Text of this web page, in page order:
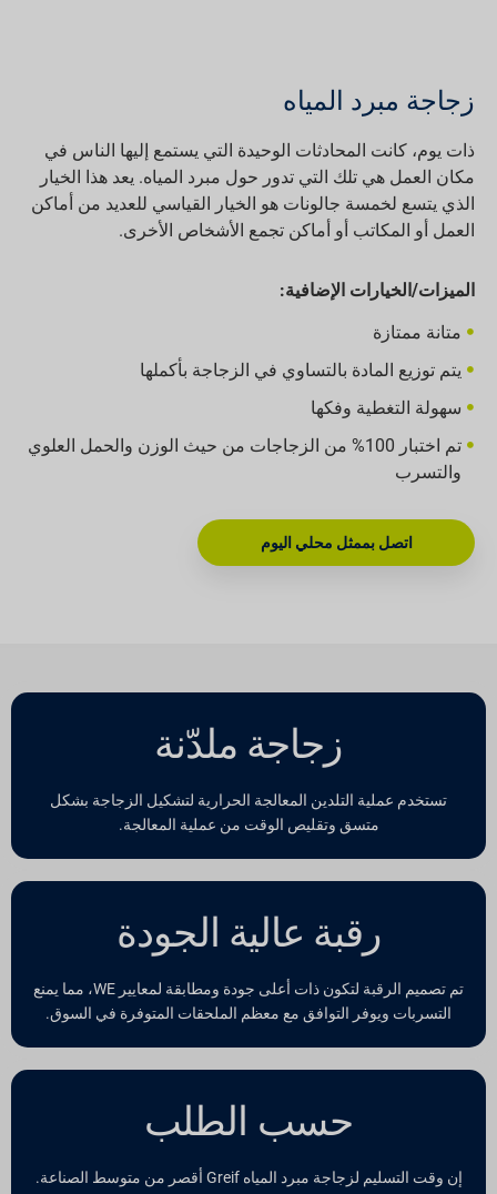
زجاجة مبرد المياه
ذات يوم، كانت المحادثات الوحيدة التي يستمع إليها الناس في
مكان العمل هي تلك التي تدور حول مبرد المياه. يعد هذا الخيار
الذي يتسع لخمسة جالونات هو الخيار القياسي للعديد من أماكن
العمل أو المكاتب أو أماكن تجمع الأشخاص الأخرى.
الميزات/الخيارات الإضافية:
متانة ممتازة
يتم توزيع المادة بالتساوي في الزجاجة بأكملها
سهولة التغطية وفكها
تم اختبار 100% من الزجاجات من حيث الوزن والحمل العلوي
والتسرب
اتصل بممثل محلي اليوم
زجاجة ملدّنة
تستخدم عملية التلدين المعالجة الحرارية لتشكيل الزجاجة بشكل
متسق وتقليص الوقت من عملية المعالجة.
رقبة عالية الجودة
تم تصميم الرقبة لتكون ذات أعلى جودة ومطابقة لمعايير WE، مما يمنع
التسربات ويوفر التوافق مع معظم الملحقات المتوفرة في السوق.
حسب الطلب
إن وقت التسليم لزجاجة مبرد المياه Greif أقصر من متوسط الصناعة.